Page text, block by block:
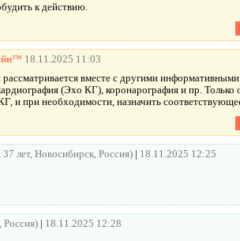
к действию.
18.11.2025 11:03
вместе с другими
(Эхо КГ), коронарография и пр. Только
и при необходимости, назначить
лет, Новосибирск, Россия) | 18.11.2025 12:25
Россия) | 18.11.2025 12:28